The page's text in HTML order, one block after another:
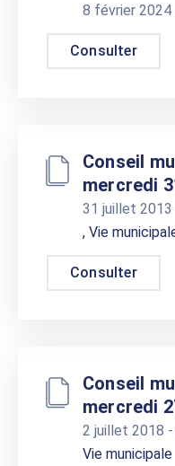
8 février 2024
Consulter
Conseil
mercredi
31 juillet 2013
, Vie
Consulter
Conseil
mercredi
2 juillet 2018
Vie municipale